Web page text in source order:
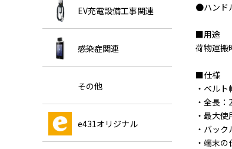
EV充電設備工事関連
感染症関連
その他
e431オリジナル
●ハンド
■用途
荷物運搬
■仕様
・ベル
・全長
・最大
・バッ
・端末